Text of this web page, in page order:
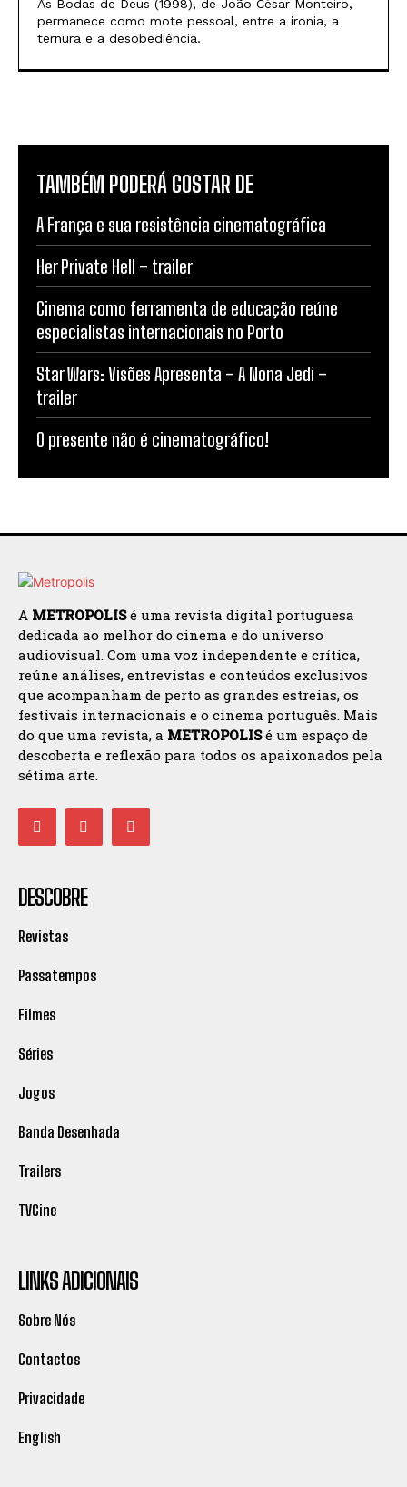
As Bodas de Deus (1998), de João César Monteiro,
permanece como mote pessoal, entre a ironia, a
ternura e a desobediência.
TAMBÉM PODERÁ GOSTAR DE
A França e sua resistência cinematográfica
Her Private Hell – trailer
Cinema como ferramenta de educação reúne
especialistas internacionais no Porto
Star Wars: Visões Apresenta – A Nona Jedi –
trailer
O presente não é cinematográfico!
A METROPOLISé uma revista digital portuguesa
dedicada ao melhor do cinema e do universo
audiovisual. Com uma voz independente e crítica,
reúne análises, entrevistas e conteúdos exclusivos
que acompanham de perto as grandes estreias, os
festivais internacionais e o cinema português. Mais
do que uma revista, a METROPOLISé um espaço de
descoberta e reflexão para todos os apaixonados pela
sétima arte.
DESCOBRE
Revistas
Passatempos
Filmes
Séries
Jogos
Banda Desenhada
Trailers
TVCine
LINKS ADICIONAIS
Sobre Nós
Contactos
Privacidade
English